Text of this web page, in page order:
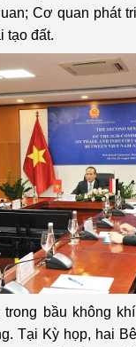
Cơ quan phát
tạo đất.
trong bầu không
Tại Kỳ họp, hai